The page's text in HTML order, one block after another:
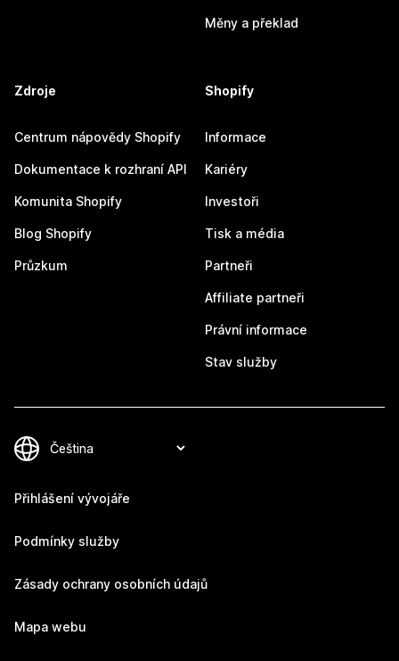
Měny a překlad
Zdroje
Centrum nápovědy Shopify
Dokumentace k rozhraní API
Komunita Shopify
Blog Shopify
Průzkum
Shopify
Informace
Kariéry
Investoři
Tisk a média
Partneři
Affiliate partneři
Právní informace
Stav služby
Přihlášení vývojáře
Podmínky služby
Zásady ochrany osobních údajů
Mapa webu